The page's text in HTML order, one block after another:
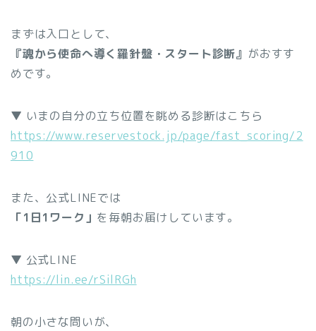
まずは入口として、
『魂から使命へ導く羅針盤・スタート診断』 がおすす
めです。
▼ いまの自分の立ち位置を眺める診断はこちら
https://www.reservestock.jp/page/fast_scoring/2
910
また、公式LINEでは
「1日1ワーク」 を毎朝お届けしています。
▼ 公式LINE
https://lin.ee/rSilRGh
朝の小さな問いが、